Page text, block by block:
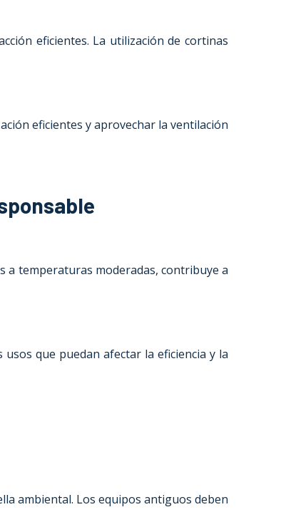
eficientes. La utilización de cortinas
eficientes y aprovechar la ventilación
a temperaturas moderadas, contribuye a
que puedan afectar la eficiencia y la
ambiental. Los equipos antiguos deben